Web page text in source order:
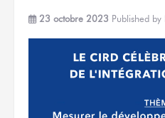
23 octobre 2023 Published by